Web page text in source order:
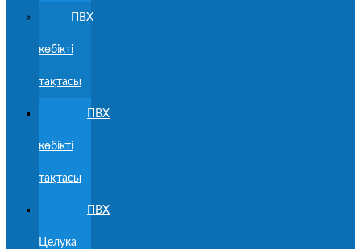
ПВХ
көбікті
тақтасы
ПВХ
көбікті
тақтасы
ПВХ
Целука